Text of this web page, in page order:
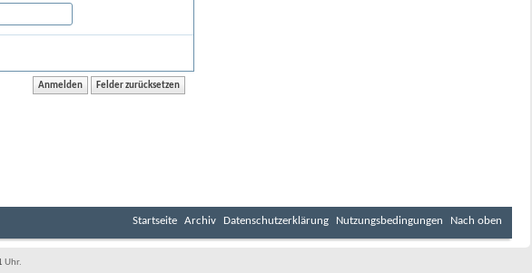
Startseite Archiv Datenschutzerklärung Nutzungsbedingungen Nach oben
Uhr.